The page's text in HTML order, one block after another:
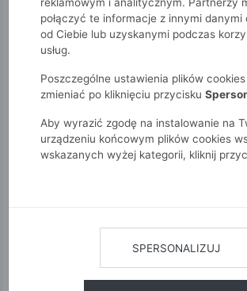
51015kids
Dziewczynki 2-7 lat
Spodnie dziewczęce Culottes w
połączyć te informacje z innymi
od Ciebie lub uzyskanymi podczas
usług.
Poszczególne ustawienia plików
zmieniać po kliknięciu przycisku
Aby wyrazić zgodę na instalowanie na
urządzeniu końcowym plików cookies
wskazanych wyżej kategorii, kliknij
SPERSONALIZUJ